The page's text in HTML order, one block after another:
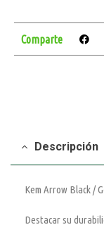
Comparte
Descripción
Kem Arrow Black /
Destacar su